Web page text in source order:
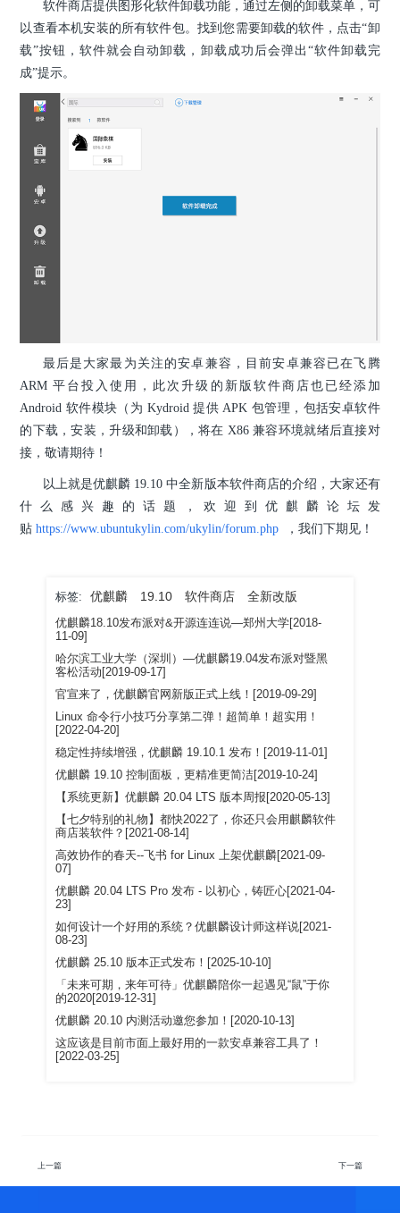
软件商店提供图形化软件卸载功能，通过左侧的卸载菜单，可
以查看本机安装的所有软件包。找到您需要卸载的软件，点击“卸
载”按钮，软件就会自动卸载，卸载成功后会弹出“软件卸载完
成”提示。
最后是大家最为关注的安卓兼容，目前安卓兼容已在飞腾
ARM 平台投入使用，此次升级的新版软件商店也已经添加
Android 软件模块（为 Kydroid 提供 APK 包管理，包括安卓软件
的下载，安装，升级和卸载），将在 X86 兼容环境就绪后直接对
接，敬请期待！
以上就是优麒麟 19.10 中全新版本软件商店的介绍，大家还有
什么感兴趣的话题，欢迎到优麒麟论坛发
贴https://www.ubuntukylin.com/ukylin/forum.php ，我们下期见！
标签: 优麒麟 19.10 软件商店 全新改版
优麒麟18.10发布派对&开源连连说—郑州大学[2018-
11-09]
哈尔滨工业大学（深圳）—优麒麟19.04发布派对暨黑
客松活动[2019-09-17]
官宣来了，优麒麟官网新版正式上线！[2019-09-29]
Linux 命令行小技巧分享第二弹！超简单！超实用！
[2022-04-20]
稳定性持续增强，优麒麟 19.10.1 发布！[2019-11-01]
优麒麟 19.10 控制面板，更精准更简洁[2019-10-24]
【系统更新】优麒麟 20.04 LTS 版本周报[2020-05-13]
【七夕特别的礼物】都快2022了，你还只会用麒麟软件
商店装软件？[2021-08-14]
高效协作的春天--飞书 for Linux 上架优麒麟[2021-09-
07]
优麒麟 20.04 LTS Pro 发布 - 以初心，铸匠心[2021-04-
23]
如何设计一个好用的系统？优麒麟设计师这样说[2021-
08-23]
优麒麟 25.10 版本正式发布！[2025-10-10]
「未来可期，来年可待」优麒麟陪你一起遇见“鼠”于你
的2020[2019-12-31]
优麒麟 20.10 内测活动邀您参加！[2020-10-13]
这应该是目前市面上最好用的一款安卓兼容工具了！
[2022-03-25]
上一篇 下一篇